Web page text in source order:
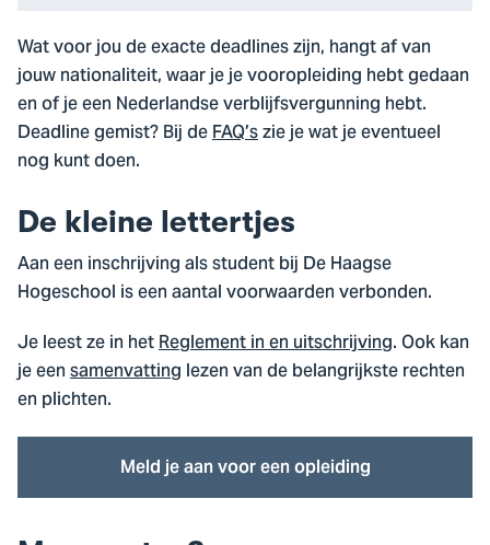
Wat voor jou de exacte deadlines zijn, hangt af van
jouw nationaliteit, waar je je vooropleiding hebt gedaan
en of je een Nederlandse verblijfsvergunning hebt.
Deadline gemist? Bij deFAQ’szie je wat je eventueel
nog kunt doen.
De kleine lettertjes
Aan een inschrijving als student bij De Haagse
Hogeschool is een aantal voorwaarden verbonden.
Je leest ze in hetReglement in en uitschrijving. Ook kan
je eensamenvattinglezen van de belangrijkste rechten
en plichten.
Meld je aan voor een opleiding